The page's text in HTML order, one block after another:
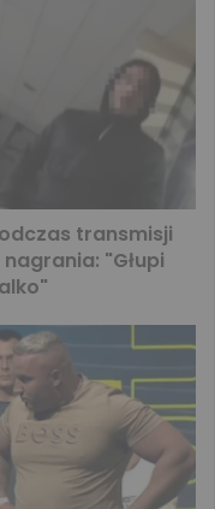
transmisji
"Głupi